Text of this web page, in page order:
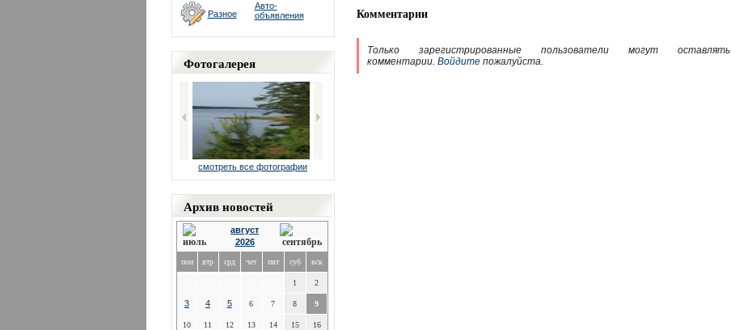
Разное
Авто-
объявления
Фотогалерея
смотреть все фотографии
Архив новостей
август
2026
пон втр срд чет пят суб вск
1 2
3 4 5 6 7 8 9
10 11 12 13 14 15 16
Комментарии
Только зарегистрированные пользователи могут оставлять
комментарии. Войдитепожалуйста.